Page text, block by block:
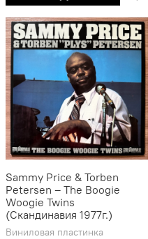
Sammy Price & Torben
Petersen ‎– The Boogie
Woogie Twins
(Скандинавия 1977г.)
Виниловая пластинка